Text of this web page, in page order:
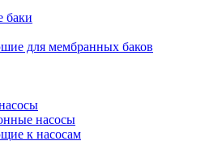
баки
для мембранных баков
насосы
к насосам